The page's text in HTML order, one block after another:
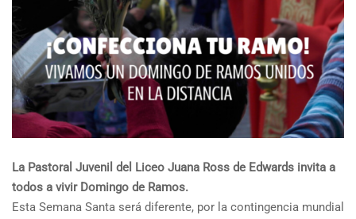
La Pastoral Juvenil del Liceo Juana Ross de Edwards invita a
todos a vivir Domingo de Ramos.
Esta Semana Santa será diferente, por la contingencia mundial